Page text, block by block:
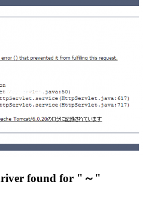
found for "～"